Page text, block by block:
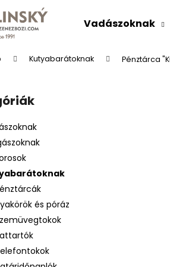
Vadászoknak
Kutyabarátoknak Pénztárca
és póráz
"VADÁSZÜDVÖZLET"